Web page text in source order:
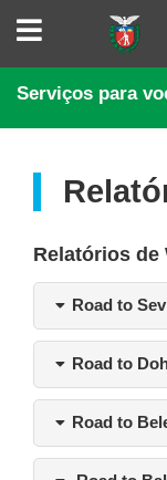
ECONÔMICO
E
Serviços para
Relatórios de
Road to
Road to
Road to